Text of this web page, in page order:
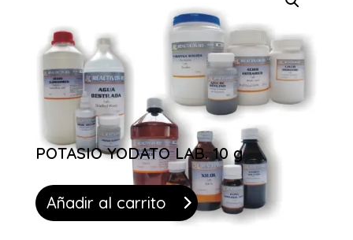
POTASIO YODATO LAB. 10 g
Añadir al carrito